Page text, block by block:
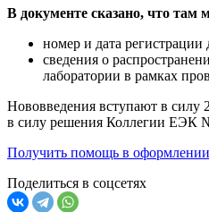
В документе сказано, что там
номер и дата регистрации
сведения о
лаборатории в рамках
Нововведения вступают в силу
в силу решения Коллегии ЕЭК
Получить помощь в оформлении
Поделиться в соцсетях